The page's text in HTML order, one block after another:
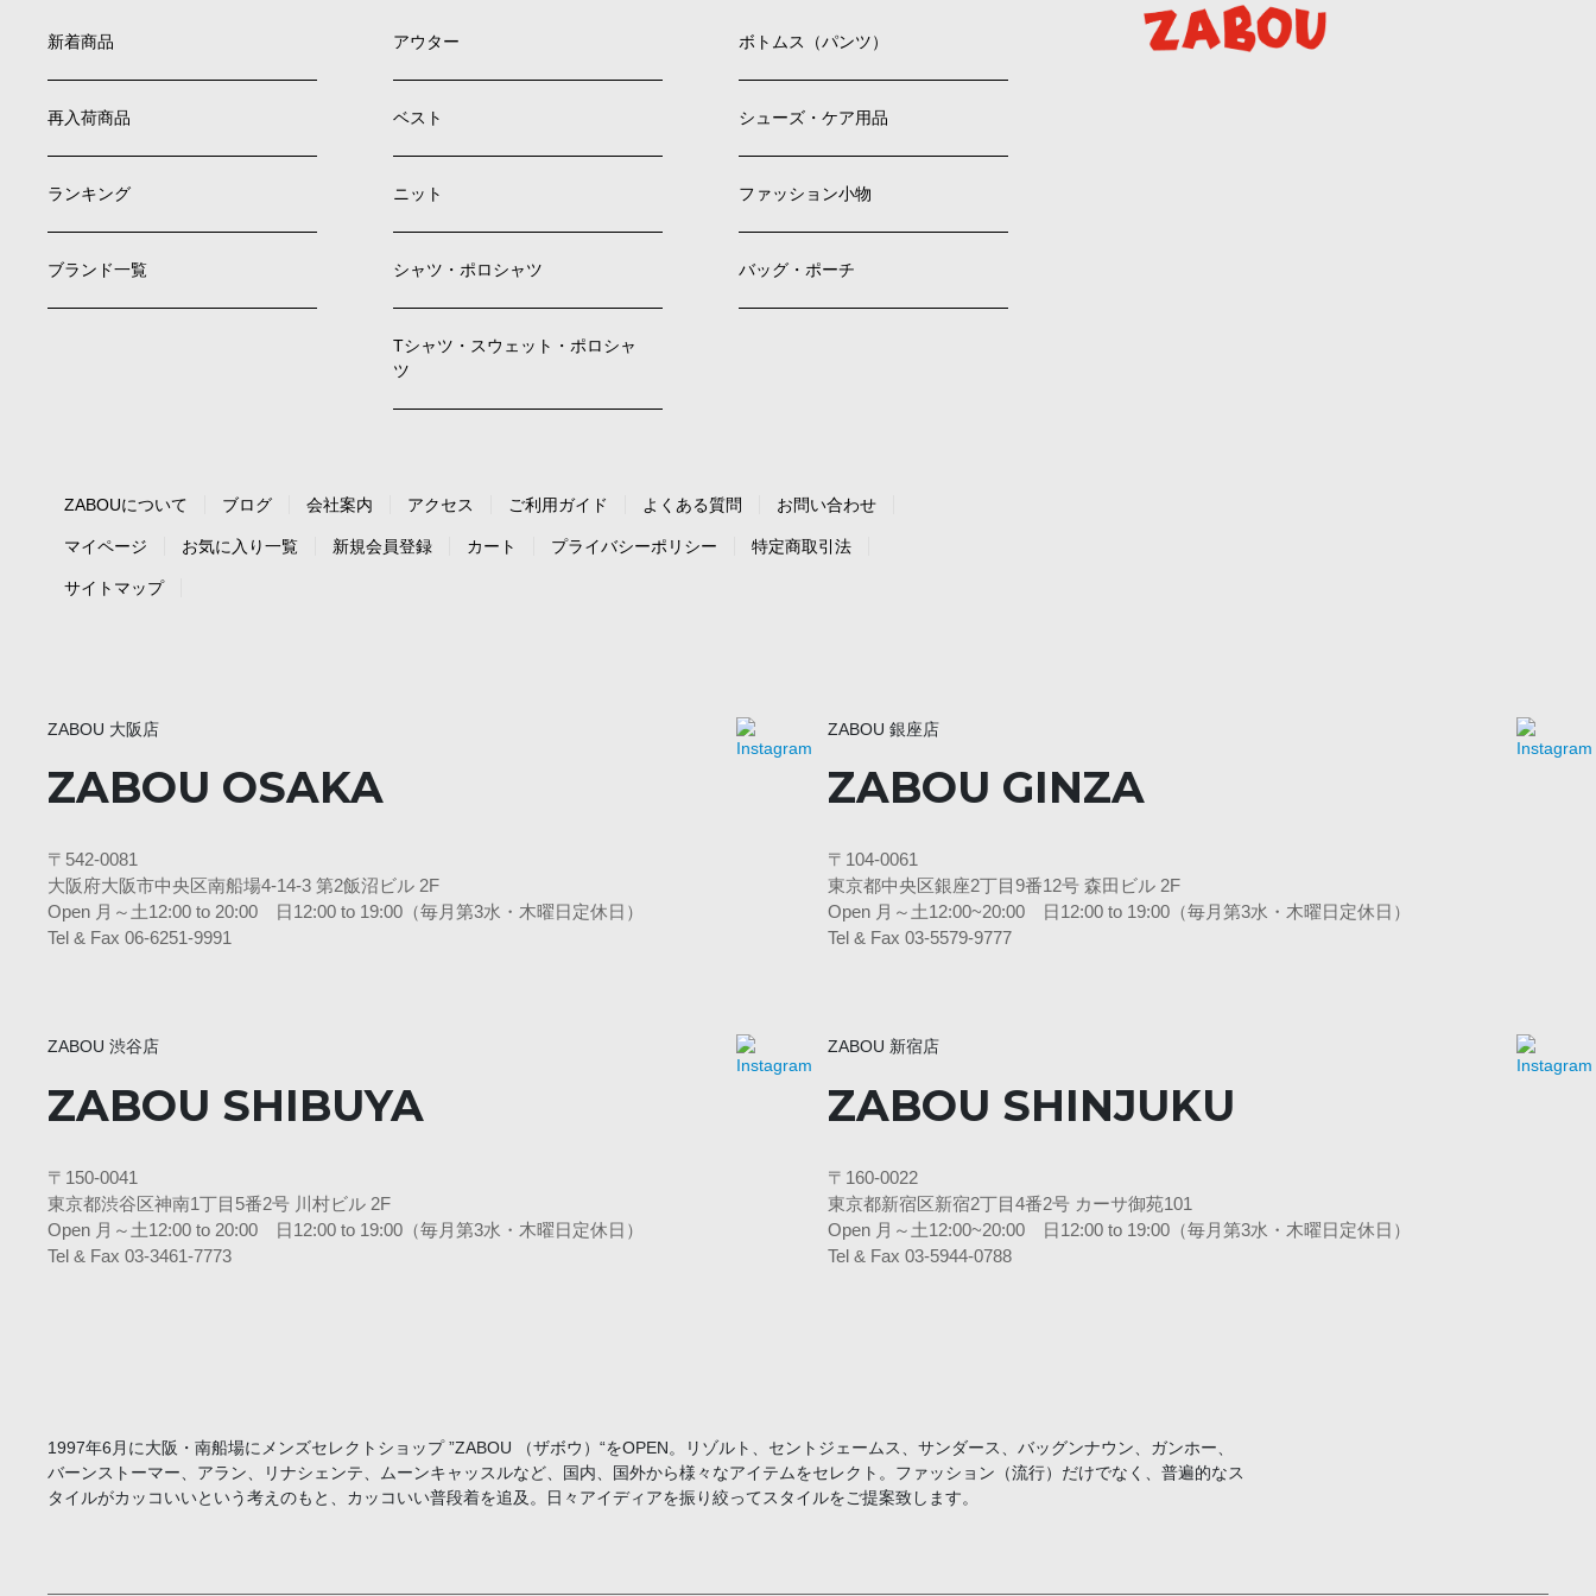
新着商品
再入荷商品
ランキング
ブランド一覧
アウター
ベスト
ニット
シャツ・ポロシャツ
Tシャツ・スウェット・ポロシャ
ツ
ボトムス（パンツ）
シューズ・ケア用品
ファッション小物
バッグ・ポーチ
ZABOUについて ブログ 会社案内 アクセス ご利用ガイド よくある質問 お問い合わせ
マイページ お気に入り一覧 新規会員登録 カート プライバシーポリシー 特定商取引法
サイトマップ
ZABOU 大阪店
ZABOU OSAKA
〒542-0081
大阪府大阪市中央区南船場4-14-3 第2飯沼ビル 2F
Open 月～土12:00 to 20:00 日12:00 to 19:00（毎月第3水・木曜日定休日）
Tel & Fax 06-6251-9991
ZABOU 銀座店
ZABOU GINZA
〒104-0061
東京都中央区銀座2丁目9番12号 森田ビル 2F
Open 月～土12:00~20:00 日12:00 to 19:00（毎月第3水・木曜日定休日）
Tel & Fax 03-5579-9777
ZABOU 渋谷店
ZABOU SHIBUYA
〒150-0041
東京都渋谷区神南1丁目5番2号 川村ビル 2F
Open 月～土12:00 to 20:00 日12:00 to 19:00（毎月第3水・木曜日定休日）
Tel & Fax 03-3461-7773
ZABOU 新宿店
ZABOU SHINJUKU
〒160-0022
東京都新宿区新宿2丁目4番2号 カーサ御苑101
Open 月～土12:00~20:00 日12:00 to 19:00（毎月第3水・木曜日定休日）
Tel & Fax 03-5944-0788
1997年6月に大阪・南船場にメンズセレクトショップ ”ZABOU （ザボウ）“をOPEN。リゾルト、セントジェームス、サンダース、バッグンナウン、ガンホー、
バーンストーマー、アラン、リナシェンテ、ムーンキャッスルなど、国内、国外から様々なアイテムをセレクト。ファッション（流行）だけでなく、普遍的なス
タイルがカッコいいという考えのもと、カッコいい普段着を追及。日々アイディアを振り絞ってスタイルをご提案致します。